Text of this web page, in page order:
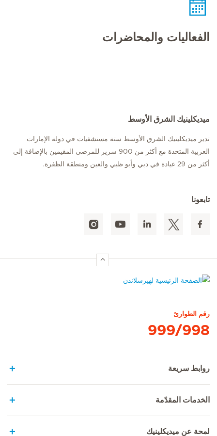
الفعاليات والمحاضرات
ميديكلينيك الشرق الأوسط
تدير ميديكلينيك الشرق الأوسط ستة مستشفيات في دولة الإمارات
العربية المتحدة مع أكثر من 900 سرير للمرضى المقيمين بالإضافة إلى
أكثر من 29 عيادة في دبي وأبو ظبي والعين ومنطقة الظفرة.
تابعونا
رقم الطوارئ
999/998
روابط سريعة
الخدمات المقدّمة
لمحة عن ميديكلينيك